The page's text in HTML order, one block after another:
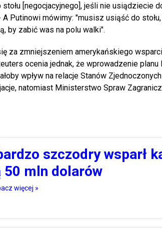
[negocjacyjnego], jeśli nie usiądziecie
Putinowi mówimy: "musisz usiąść do
by zabić was na polu walki".
za zmniejszeniem amerykańskiego
ocenia jednak, że wprowadzenie
wpływ na relacje Stanów
natomiast Ministerstwo Spraw
szczodry wsparł
50 mln dolarów
więcej »